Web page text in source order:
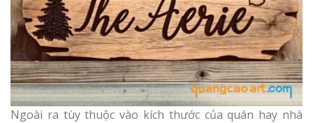
Ngoài ra tùy thuộc vào kích thước của quán hay nhà
Làm Biển
Rẻ Tại Vinh Giải Pháp
Quả
Làm Hộp
Cáo Tại Vinh Giá Rẻ